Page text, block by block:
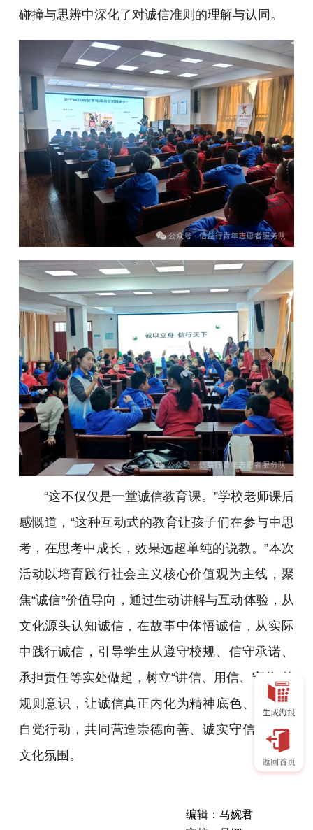
碰撞与思辨中深化了对诚信准则的理解与认同。
“这不仅仅是一堂诚信教育课。”学校老师课后
感慨道，“这种互动式的教育让孩子们在参与中思
考，在思考中成长，效果远超单纯的说教。”本次
活动以培育践行社会主义核心价值观为主线，聚
焦“诚信”价值导向，通过生动讲解与互动体验，从
文化源头认知诚信，在故事中体悟诚信，从实际
中践行诚信，引导学生从遵守校规、信守承诺、
承担责任等实处做起，树立“讲信、用信、守信”的
规则意识，让诚信真正内化为精神底色、外化为
自觉行动，共同营造崇德向善、诚实守信的校园
文化氛围。
编辑：马婉君